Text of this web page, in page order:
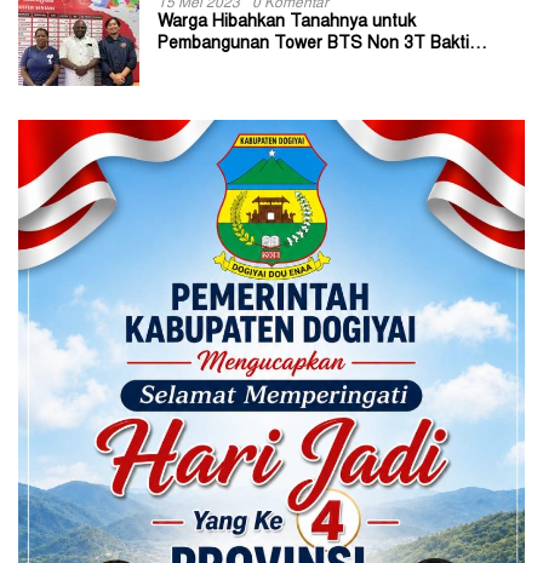
15 Mei 2023 0 Komentar
Warga Hibahkan Tanahnya untuk
Pembangunan Tower BTS Non 3T Bakti